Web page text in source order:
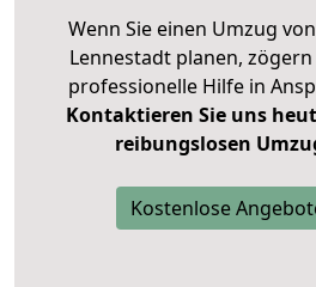
Wenn Sie einen Umzug
Lennestadt planen,
professionelle Hilfe in
Kontaktieren Sie uns
reibungslosen
Kostenlose